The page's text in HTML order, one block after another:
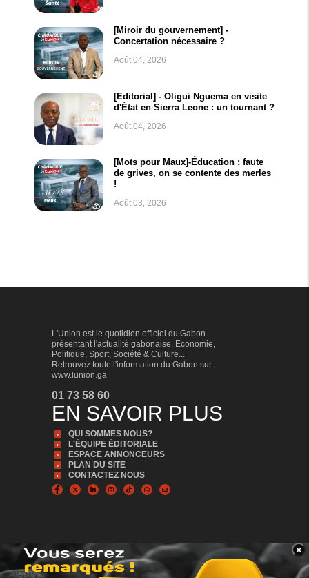
[Miroir du gouvernement] -
Concertation nécessaire ?
Août 04, 2026
[Editorial] - Oligui Nguema en visite
d'État en Sierra Leone : un tournant ?
Août 04, 2026
[Mots pour Maux]-Éducation : faute
de grives, on se contente des merles
!
Août 03, 2026
BANNER_BAS
×
L'Union est le quotidien officiel du Gabon
présentant l'actualité gabonaise. Economie,
Politique, Sport, Société & Culture...
Retrouvez toute l'information du Gabon sur :
www.lunion.ga
01 73 58 60
EN SAVOIR PLUS
QUI SOMMES NOUS?
L'ÉQUIPE ÉDITORIALE
ESPACE ANNONCEURS
PLAN DU SITE
CONTACTEZ NOUS
© Copyright 2024, Tous droits réservés | L'Union est édité par la Sonapresse